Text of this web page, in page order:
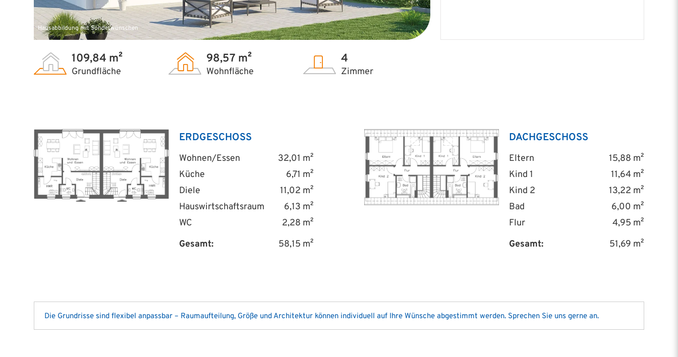
Hausabbildung mit Sonderwünschen
109,84 m²
Grundfläche
98,57 m²
Wohnfläche
4
Zimmer
ERDGESCHOSS
Wohnen/Essen
32,01 m²
Küche
6,71 m²
Diele
11,02 m²
Hauswirtschaftsraum
6,13 m²
WC
2,28 m²
Gesamt:
58,15 m²
DACHGESCHOSS
Eltern
15,88 m²
Kind 1
11,64 m²
Kind 2
13,22 m²
Bad
6,00 m²
Flur
4,95 m²
Gesamt:
51,69 m²
Die Grundrisse sind flexibel anpassbar – Raumaufteilung, Größe und Architektur können individuell auf Ihre Wünsche abgestimmt werden. Sprechen Sie uns gerne an.